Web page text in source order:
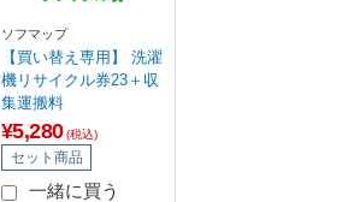
ソフマップ
【買い替え専用】 洗濯
機リサイクル券23＋収
集運搬料
¥5,280 (税込)
セット商品
一緒に買う